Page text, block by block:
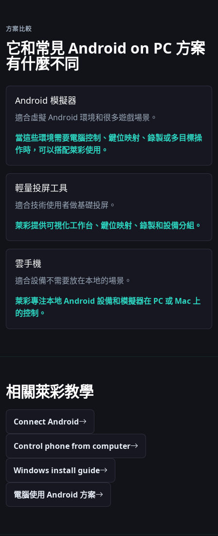
方案比較
它和常見 Android on PC 方案
有什麼不同
Android 模擬器
適合虛擬 Android 環境和很多遊戲場景。
當這些環境需要電腦控制、鍵位映射、錄製或多目標操
作時，可以搭配萊彩使用。
輕量投屏工具
適合技術使用者做基礎投屏。
萊彩提供可視化工作台、鍵位映射、錄製和設備分組。
雲手機
適合設備不需要放在本地的場景。
萊彩專注本地 Android 設備和模擬器在 PC 或 Mac 上
的控制。
相關萊彩教學
Connect Android
Control phone from computer
Windows install guide
電腦使用 Android 方案